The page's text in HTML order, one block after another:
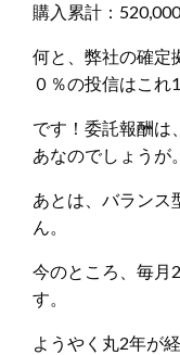
購入累計：
何と、弊社の確定
０％の投信はこれ
です！委託報酬は
あなのでしょうが。
あとは、バランス
ん。
今のところ、毎月
す。
ようやく丸2年が